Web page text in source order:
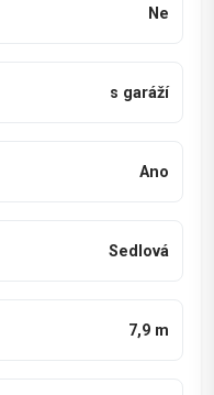
Ne
s garáží
Ano
Sedlová
7,9 m